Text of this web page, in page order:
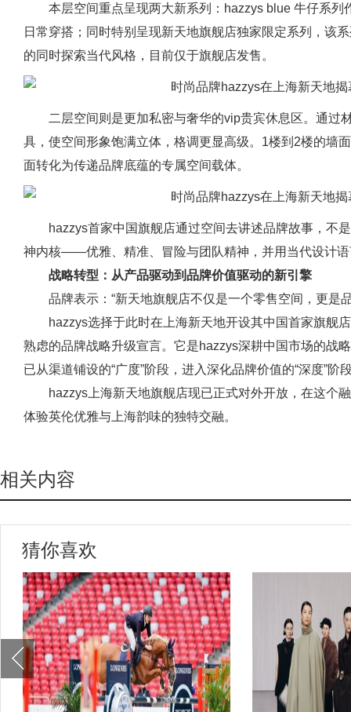
本层空间重点呈现两大新系列：hazzys blue 牛仔系
日常穿搭；同时特别呈现新天地旗舰店独家限定系列，该
的同时探索当代风格，目前仅于旗舰店发售。
二层空间则是更加私密与奢华的vip贵宾休息区。通过
具，使空间形象饱满立体，格调更显高级。1楼到2楼的墙
面转化为传递品牌底蕴的专属空间载体。
hazzys首家中国旗舰店通过空间去讲述品牌故事，不
神内核——优雅、精准、冒险与团队精神，并用当代设计
战略转型：从产品驱动到品牌价值驱动的新引擎
品牌表示：“新天地旗舰店不仅是一个零售空间，更是
hazzys选择于此时在上海新天地开设其中国首家旗舰
熟虑的品牌战略升级宣言。它是hazzys深耕中国市场的战
已从渠道铺设的“广度”阶段，进入深化品牌价值的“深度”阶
hazzys上海新天地旗舰店现已正式对外开放，在这个
体验英伦优雅与上海韵味的独特交融。
相关内容
猜你喜欢